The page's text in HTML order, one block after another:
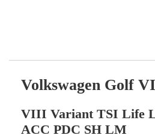
Volkswagen Golf
VIII Variant TSI Life
ACC PDC SH LM